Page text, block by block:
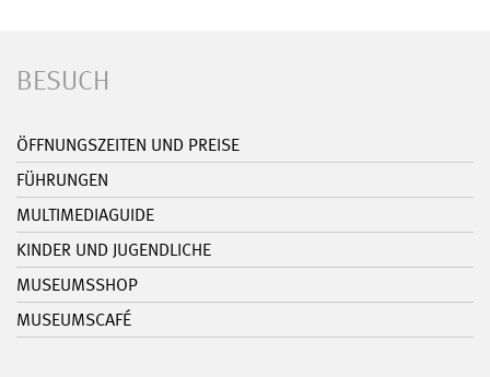
BESUCH
ÖFFNUNGSZEITEN UND PREISE
FÜHRUNGEN
MULTIMEDIAGUIDE
KINDER UND JUGENDLICHE
MUSEUMSSHOP
MUSEUMSCAFÉ